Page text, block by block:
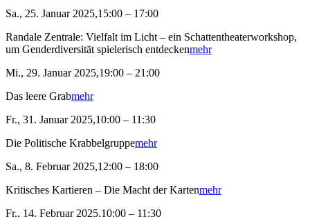
Sa., 25. Januar 2025,15:00 – 17:00
Randale Zentrale: Vielfalt im Licht – ein Schattentheaterworkshop,
um Genderdiversität spielerisch entdeckenmehr
Mi., 29. Januar 2025,19:00 – 21:00
Das leere Grabmehr
Fr., 31. Januar 2025,10:00 – 11:30
Die Politische Krabbelgruppemehr
Sa., 8. Februar 2025,12:00 – 18:00
Kritisches Kartieren – Die Macht der Kartenmehr
Fr., 14. Februar 2025,10:00 – 11:30